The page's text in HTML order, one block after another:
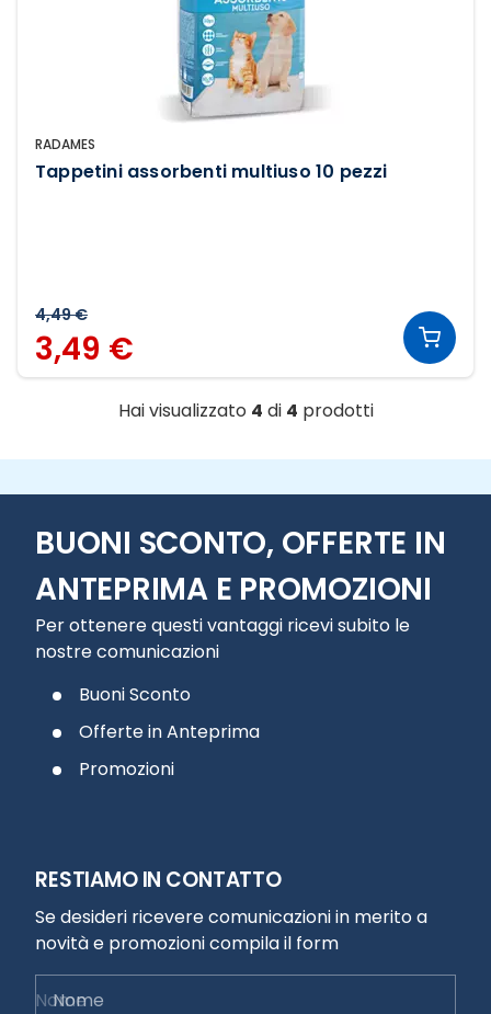
RADAMES
Tappetini assorbenti multiuso 10 pezzi
4,49 €
3,49 €
Hai visualizzato 4 di 4 prodotti
BUONI SCONTO, OFFERTE IN
ANTEPRIMA E PROMOZIONI
Per ottenere questi vantaggi ricevi subito le
nostre comunicazioni
Buoni Sconto
Offerte in Anteprima
Promozioni
RESTIAMO IN CONTATTO
Se desideri ricevere comunicazioni in merito a
novità e promozioni compila il form
Nome